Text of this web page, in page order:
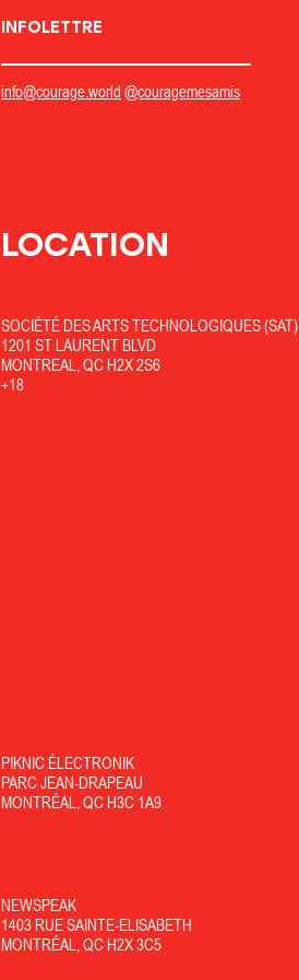
INFOLETTRE
info@courage.world @couragemesamis
LOCATION
SOCIÉTÉ DES ARTS TECHNOLOGIQUES (SAT)
1201 ST LAURENT BLVD
MONTREAL, QC H2X 2S6
+18
PIKNIC ÉLECTRONIK
PARC JEAN-DRAPEAU
MONTRÉAL, QC H3C 1A9
NEWSPEAK
1403 RUE SAINTE-ELISABETH
MONTRÉAL, QC H2X 3C5